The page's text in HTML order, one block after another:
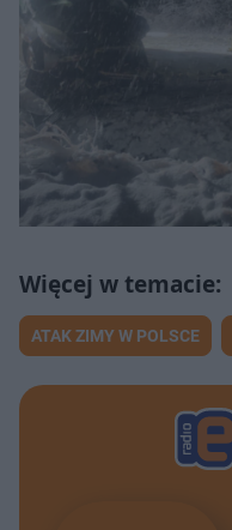
ATAK ZIMY W POLSCE